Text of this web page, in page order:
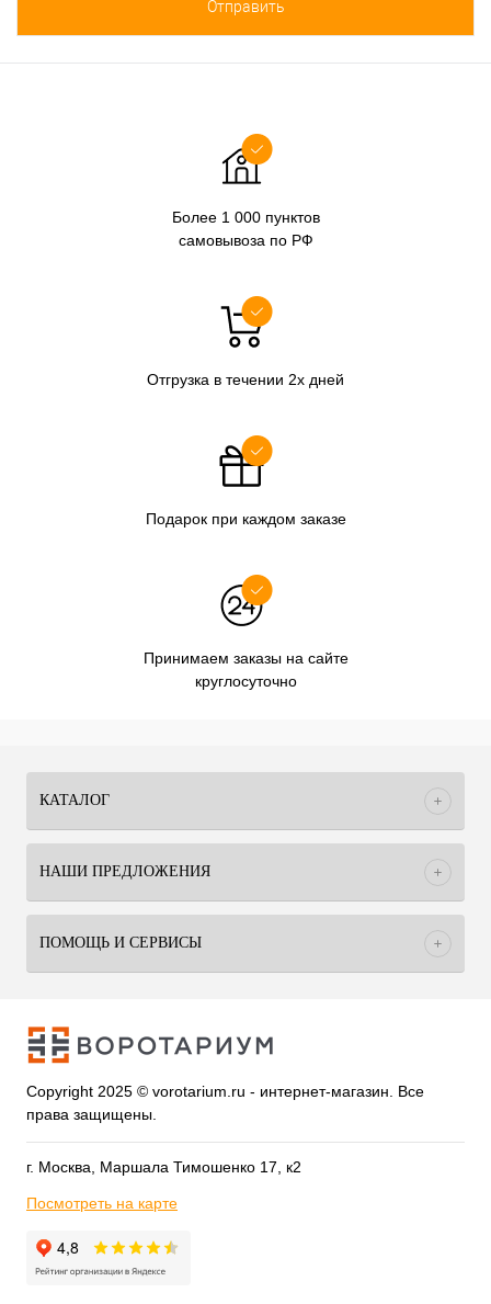
Более 1 000 пунктов
самовывоза по РФ
Отгрузка в течении 2х дней
Подарок при каждом заказе
Принимаем заказы на сайте
круглосуточно
КАТАЛОГ
НАШИ ПРЕДЛОЖЕНИЯ
ПОМОЩЬ И СЕРВИСЫ
Copyright 2025 © vorotarium.ru - интернет-магазин. Все
права защищены.
г. Москва, Маршала Тимошенко 17, к2
Посмотреть на карте